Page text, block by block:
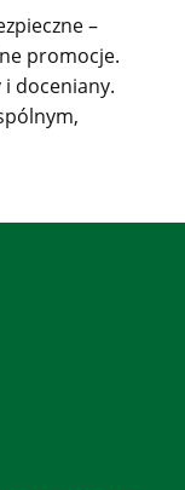
–
promocje.
i doceniany.